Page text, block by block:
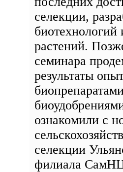
селекции,
биотехнологий
растений.
семинара
результаты
ознакомили с
селекции
филиала